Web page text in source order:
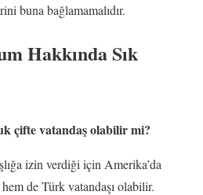
buna bağlamamalıdır.
Hakkında Sık
çifte vatandaş olabilir mi?
izin verdiği için Amerika’da
de Türk vatandaşı olabilir.